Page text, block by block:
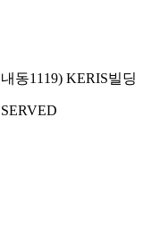
동1119) KERIS빌딩